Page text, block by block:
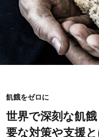
飢餓をゼロに
世界で深刻な飢
要な対策や支援